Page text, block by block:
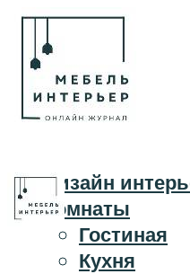
Дизайн
Комнаты
Гостиная
Кухня